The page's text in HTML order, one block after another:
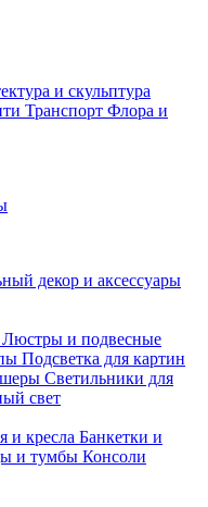
и скульптура
Транспорт Флора и
декор и аксессуары
Люстры и подвесные
Подсветка для картин
Светильники для
свет
и кресла Банкетки и
и тумбы Консоли